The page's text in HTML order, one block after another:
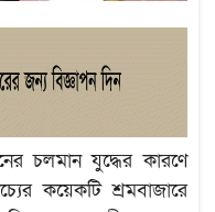
চলমান যুদ্ধের কারণে
কয়েকটি শ্রমবাজারে